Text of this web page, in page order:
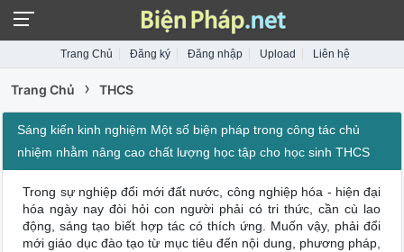
Trang Chủ Đăng ký Đăng nhập Upload Liên hệ
Trang Chủ › THCS
Sáng kiến kinh nghiệm Một số biện pháp trong công tác chủ
nhiệm nhằm nâng cao chất lượng học tập cho học sinh THCS
Trong sự nghiệp đổi mới đất nước, công nghiệp hóa - hiện đại
hóa ngày nay đòi hỏi con người phải có tri thức, cần cù lao
động, sáng tạo biết hợp tác có thích ứng. Muốn vậy, phải đổi
mới giáo dục đào tạo từ mục tiêu đến nội dung, phương pháp,